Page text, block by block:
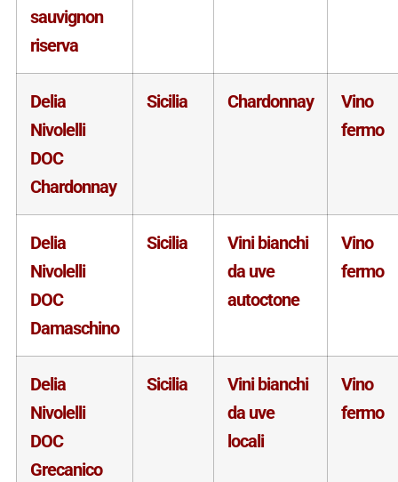
sauvignon
riserva
Delia
Nivolelli
DOC
Chardonnay
Sicilia Chardonnay
Vino
fermo
Delia
Nivolelli
DOC
Damaschino
Sicilia
Vini bianchi
da uve
autoctone
Vino
fermo
Delia
Nivolelli
DOC
Grecanico
Sicilia
Vini bianchi
da uve
locali
Vino
fermo